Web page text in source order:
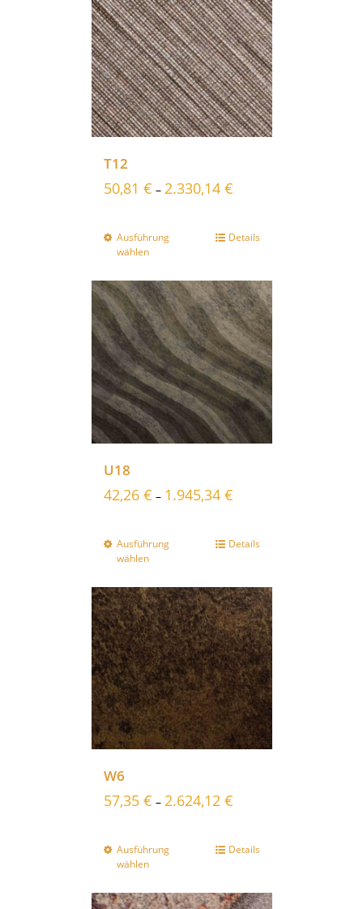
T12
50,81 € – 2.330,14 €
Ausführung
wählen
Details
U18
42,26 € – 1.945,34 €
Ausführung
wählen
Details
W6
57,35 € – 2.624,12 €
Ausführung
wählen
Details